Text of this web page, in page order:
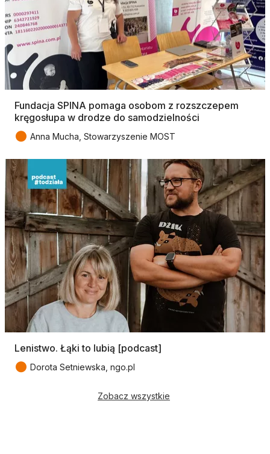
Fundacja SPINA pomaga osobom z rozszczepem
kręgosłupa w drodze do samodzielności
● Anna Mucha, Stowarzyszenie MOST
Lenistwo. Łąki to lubią [podcast]
● Dorota Setniewska, ngo.pl
Zobacz wszystkie